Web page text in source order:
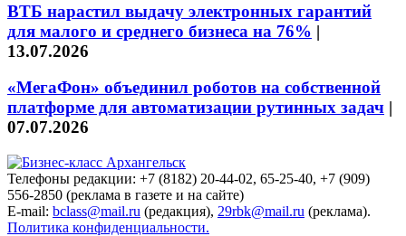
ВТБ нарастил выдачу электронных гарантий
для малого и среднего бизнеса на 76% |
13.07.2026
«МегаФон» объединил роботов на собственной
платформе для автоматизации рутинных задач |
07.07.2026
Телефоны редакции: +7 (8182) 20-44-02, 65-25-40, +7 (909)
556-2850 (реклама в газете и на сайте)
E-mail: bclass@mail.ru (редакция), 29rbk@mail.ru (реклама).
Политика конфиденциальности.